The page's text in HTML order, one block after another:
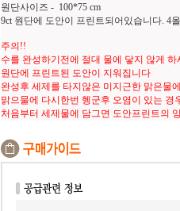
원단사이즈 - 100*75 cm
9ct 원단에 도안이 프린트되어있습니다. 4
주의!!
수를 완성하기전에 절대 물에 닿지 않게 하
원단에 프린트된 도안이 지워집니다
완성후 세제를 타지않은 미지근한 맑은물
맑으물에 다시한번 헹군후 오염이 있는
처음부터 세제물에 담그면 도안프린트의